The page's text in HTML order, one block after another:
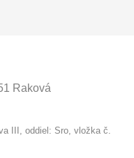
Raková
III, oddiel: Sro, vložka č.